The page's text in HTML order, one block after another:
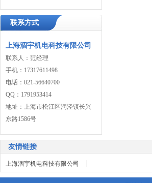
联系方式
上海涸宇机电科技有限公司
联系人：范经理
手机：17317611498
电话：021-56640700
QQ：1791953414
地址：上海市松江区洞泾镇长兴
东路1586号
友情链接
上海涸宇机电科技有限公司 |